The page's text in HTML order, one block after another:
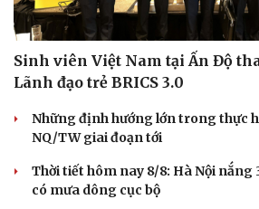
Sinh viên Việt Nam tại Ấn Độ
Lãnh đạo trẻ BRICS 3.0
Những định hướng lớn trong thực
NQ/TW giai đoạn tới
Thời tiết hôm nay 8/8: Hà Nội nắng
có mưa dông cục bộ